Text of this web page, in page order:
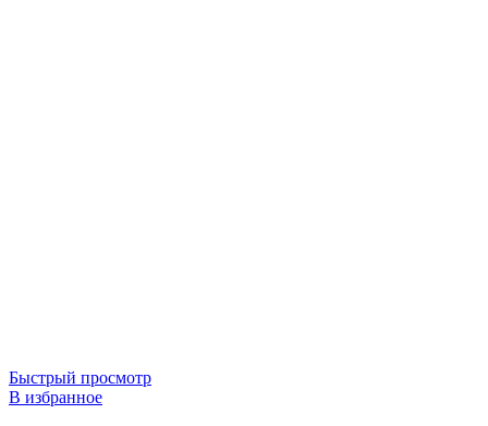
Быстрый просмотр
В избранное